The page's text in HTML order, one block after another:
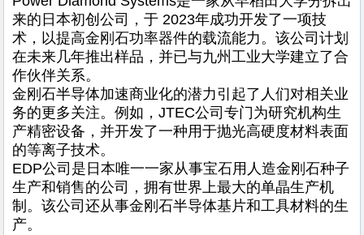
来的日本初创公司，于 2023年成功开发了一项技
术，以提高金刚石功率器件的载流能力。该公司计划
在未来几年推出样品，并已与九州工业大学建立了合
作伙伴关系。
金刚石半导体加速商业化的潜力引起了人们对相关业
务的更多关注。例如，JTEC公司专门为研究机构生
产精密设备，并开发了一种用于抛光高硬度材料表面
的等离子技术。
EDP公司是日本唯一一家从事宝石用人造金刚石种子
生产和销售的公司，拥有世界上最大的单晶生产机
制。该公司还从事金刚石半导体基片和工具材料的生
产。